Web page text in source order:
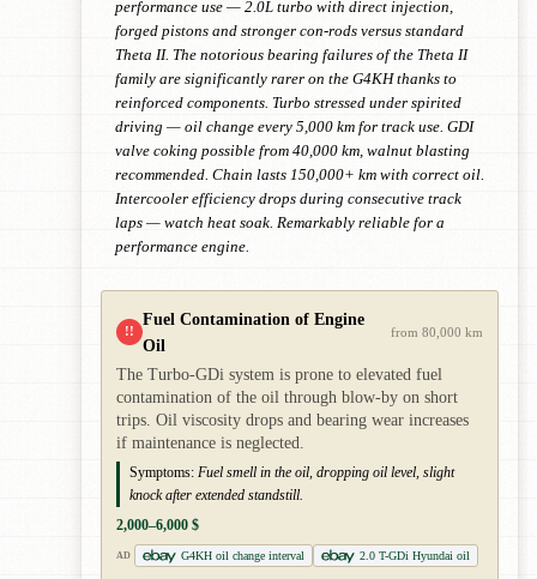
performance use — 2.0L turbo with direct injection,
forged pistons and stronger con-rods versus standard
Theta II. The notorious bearing failures of the Theta II
family are significantly rarer on the G4KH thanks to
reinforced components. Turbo stressed under spirited
driving — oil change every 5,000 km for track use. GDI
valve coking possible from 40,000 km, walnut blasting
recommended. Chain lasts 150,000+ km with correct oil.
Intercooler efficiency drops during consecutive track
laps — watch heat soak. Remarkably reliable for a
performance engine.
!!
Fuel Contamination of Engine
Oil
from 80,000 km
The Turbo-GDi system is prone to elevated fuel
contamination of the oil through blow-by on short
trips. Oil viscosity drops and bearing wear increases
if maintenance is neglected.
Symptoms: Fuel smell in the oil, dropping oil level, slight
knock after extended standstill.
2,000–6,000 $
AD G4KH oil change interval 2.0 T-GDi Hyundai oil